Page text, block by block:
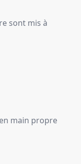
sont mis à
main propre